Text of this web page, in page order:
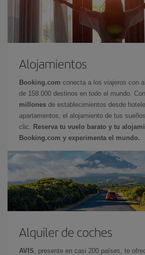
Alojamientos
Booking.com conecta a los viajeros con
de 158.000 destinos en todo el mundo.
millones de establecimientos desde
apartamentos, el alojamiento de tus
clic.
Reserva tu vuelo barato y tu
Booking.com y experimenta el mundo.
Alquiler de coches
AVIS , presente en casi 200 países, te